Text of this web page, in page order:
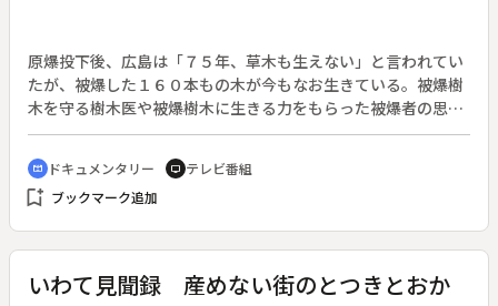
人生をスタートさせる自分を重ね、彼女たちに熱いエールを送
る。
原爆投下後、広島は「７５年、草木も生えない」と言われてい
たが、被爆した１６０本もの木が今もなお生きている。被爆樹
木を守る樹木医や被爆樹木に生きる力をもらった被爆者の思
い、そして未来につなぐ活動を取材した。第１章「現在～木を
守る樹木医」では、長年被爆樹木の治療に携わる樹木医・堀口
さんの活動を追い、ソメイヨシノの治療や、被爆樹木を巡るツ
アーに密着した。第２章は「過去～木に力をもらう被爆者」と
被爆体験とともに緑の力についても語った。第３章「未来～木
に新たな命をつなぐ人たち」では、被爆樹木を使ったアート
や、枯れた木をパンフルートという楽器に再生させる活動など
cinematic_blur ドキュメンタリー tv テレビ番組
bookmark_add ブックマーク追加
いわて見聞録 産めない街のとつきとおか